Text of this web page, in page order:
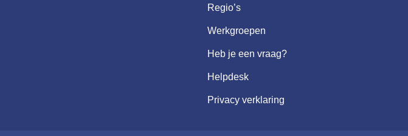
Regio’s
Werkgroepen
Heb je een vraag?
Helpdesk
Privacy verklaring